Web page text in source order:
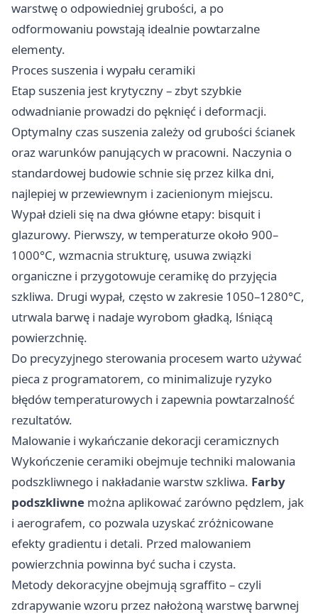
warstwę o odpowiedniej grubości, a po
odformowaniu powstają idealnie powtarzalne
elementy.
Proces suszenia i wypału ceramiki
Etap suszenia jest krytyczny – zbyt szybkie
odwadnianie prowadzi do pęknięć i deformacji.
Optymalny czas suszenia zależy od grubości ścianek
oraz warunków panujących w pracowni. Naczynia o
standardowej budowie schnie się przez kilka dni,
najlepiej w przewiewnym i zacienionym miejscu.
Wypał dzieli się na dwa główne etapy: bisquit i
glazurowy. Pierwszy, w temperaturze około 900–
1000°C, wzmacnia strukturę, usuwa związki
organiczne i przygotowuje ceramikę do przyjęcia
szkliwa. Drugi wypał, często w zakresie 1050–1280°C,
utrwala barwę i nadaje wyrobom gładką, lśniącą
powierzchnię.
Do precyzyjnego sterowania procesem warto używać
pieca z programatorem, co minimalizuje ryzyko
błędów temperaturowych i zapewnia powtarzalność
rezultatów.
Malowanie i wykańczanie dekoracji ceramicznych
Wykończenie ceramiki obejmuje techniki malowania
podszkliwnego i nakładanie warstw szkliwa. Farby
podszkliwne można aplikować zarówno pędzlem, jak
i aerografem, co pozwala uzyskać zróżnicowane
efekty gradientu i detali. Przed malowaniem
powierzchnia powinna być sucha i czysta.
Metody dekoracyjne obejmują sgraffito – czyli
zdrapywanie wzoru przez nałożoną warstwę barwnej